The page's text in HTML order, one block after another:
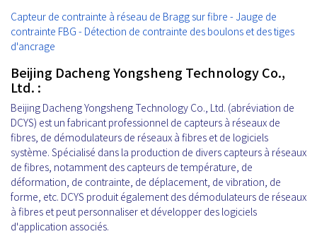
Capteur de contrainte à réseau de Bragg sur fibre - Jauge de
contrainte FBG - Détection de contrainte des boulons et des tiges
d'ancrage
Beijing Dacheng Yongsheng Technology Co.,
Ltd. :
Beijing Dacheng Yongsheng Technology Co., Ltd. (abréviation de
DCYS) est un fabricant professionnel de capteurs à réseaux de
fibres, de démodulateurs de réseaux à fibres et de logiciels
système. Spécialisé dans la production de divers capteurs à réseaux
de fibres, notamment des capteurs de température, de
déformation, de contrainte, de déplacement, de vibration, de
forme, etc. DCYS produit également des démodulateurs de réseaux
à fibres et peut personnaliser et développer des logiciels
d'application associés.